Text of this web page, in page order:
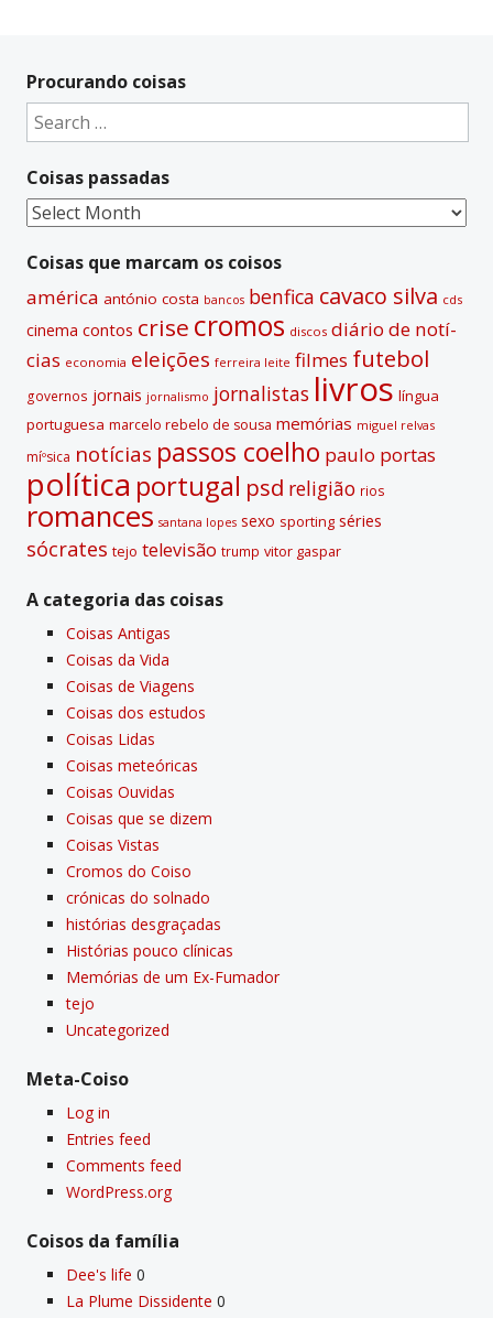
t
e
a
t
i
v
Procurando coisas
Search
for:
Coisas passadas
Coisas
Coisas que marcam os coisos
américa antónio costa bancos benfica cavaco silva cds
cinema contos crise cromos discos diário de notí­
cias economia eleições ferreira leite filmes futebol
governos jornais jornalismo jornalistas livros lí­ngua
portuguesa marcelo rebelo de sousa memórias miguel relvas
míºsica notí­cias passos coelho paulo portas
polí­tica portugal psd religião rios
romances santana lopes sexo sporting séries
sócrates tejo televisão trump vitor gaspar
A categoria das coisas
Coisas Antigas
Coisas da Vida
Coisas de Viagens
Coisas dos estudos
Coisas Lidas
Coisas meteóricas
Coisas Ouvidas
Coisas que se dizem
Coisas Vistas
Cromos do Coiso
crónicas do solnado
histórias desgraçadas
Histórias pouco clí­nicas
Memórias de um Ex-Fumador
tejo
Uncategorized
Meta-Coiso
Log in
Entries feed
Comments feed
WordPress.org
Coisos da famí­lia
Dee's life 0
La Plume Dissidente 0